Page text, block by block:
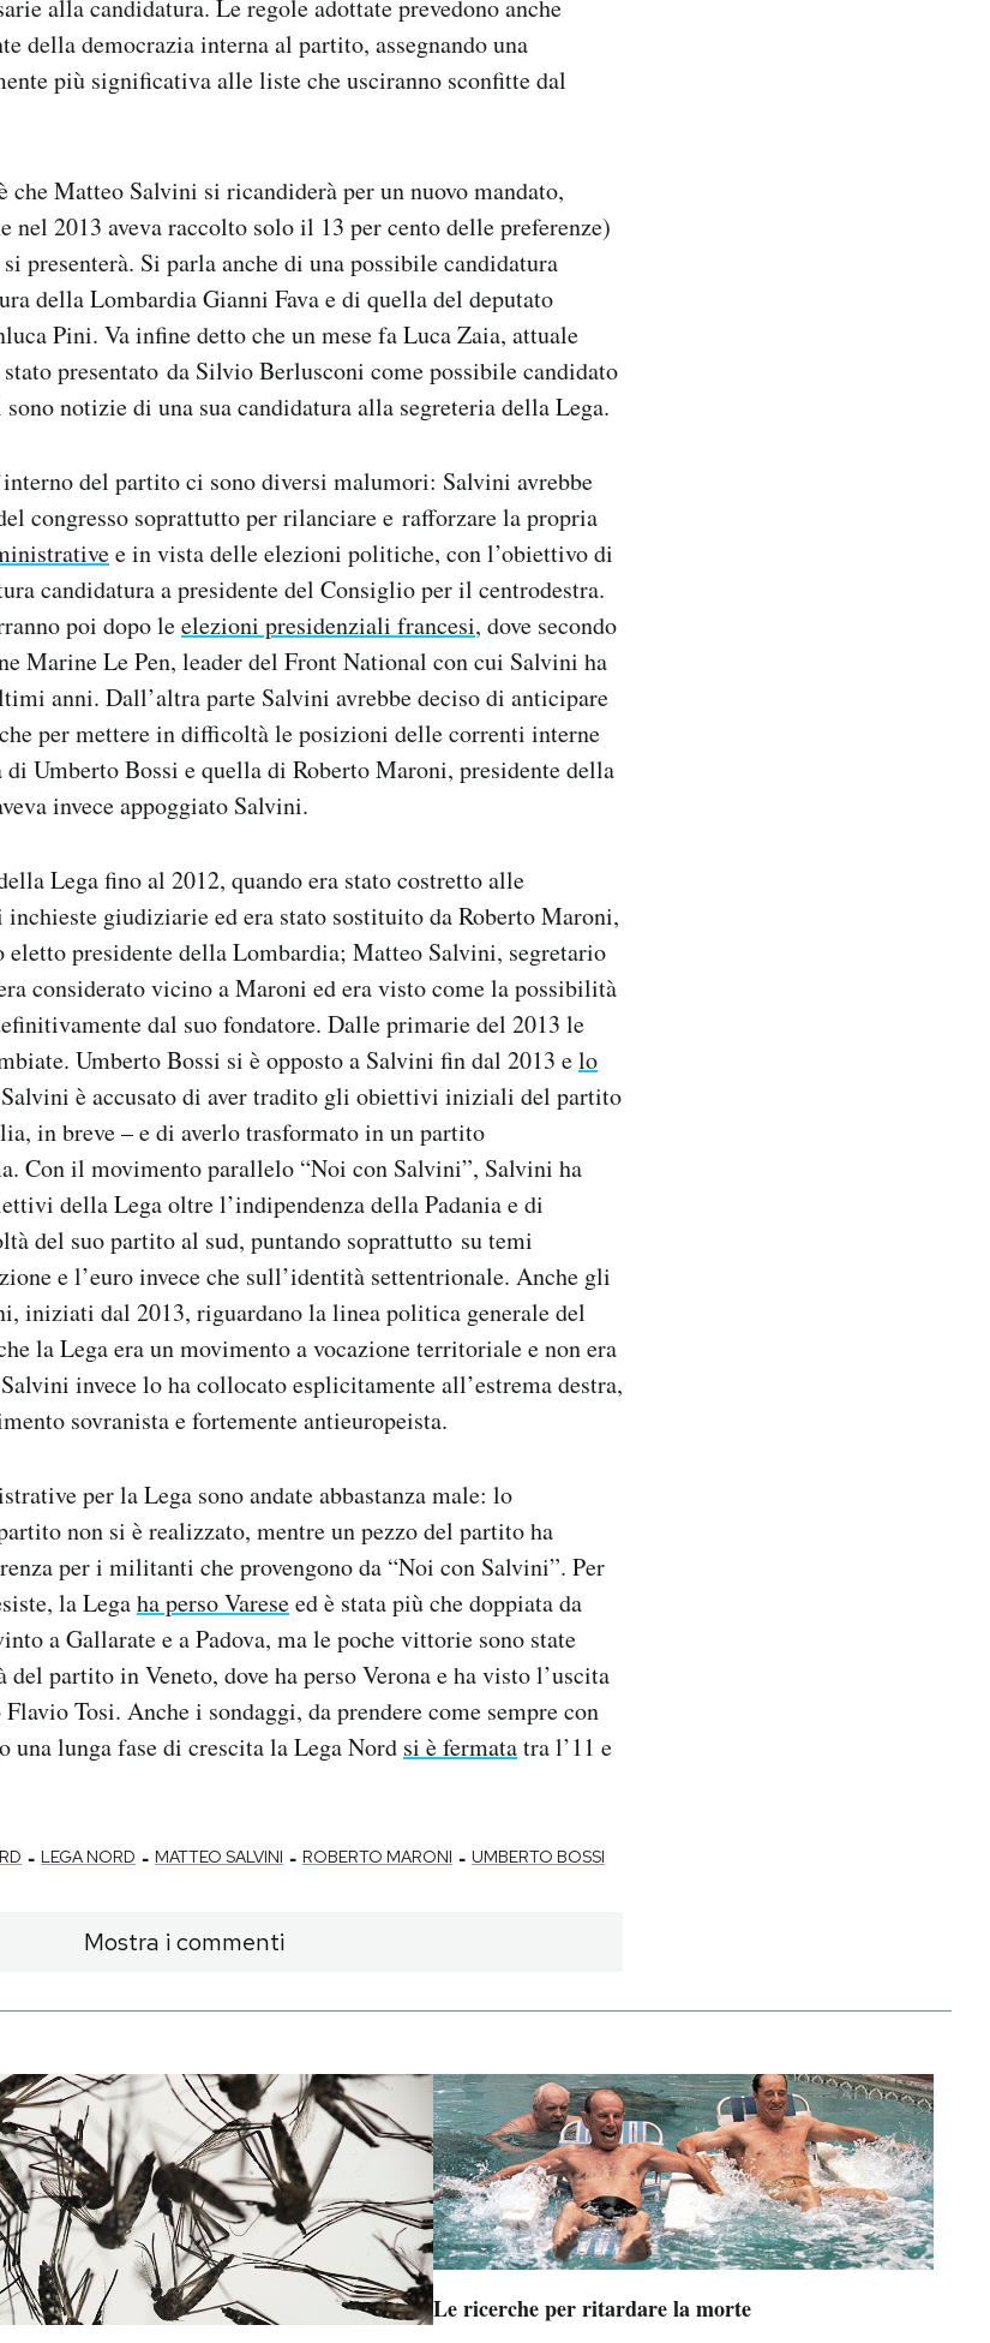
alla candidatura. Le regole adottate prevedono anche
della democrazia interna al partito, assegnando una
più significativa alle liste che usciranno sconfitte dal
che Matteo Salvini si ricandiderà per un nuovo mandato,
nel 2013 aveva raccolto solo il 13 per cento delle preferenze)
presenterà. Si parla anche di una possibile candidatura
della Lombardia Gianni Fava e di quella del deputato
Pini. Va infine detto che un mese fa Luca Zaia, attuale
presentato da Silvio Berlusconi come possibile candidato
notizie di una sua candidatura alla segreteria della Lega.
del partito ci sono diversi malumori: Salvini avrebbe
congresso soprattutto per rilanciare e rafforzare la propria
e in vista delle elezioni politiche, con l’obiettivo di
candidatura a presidente del Consiglio per il centrodestra.
poi dopo leelezioni presidenziali francesi, dove secondo
Marine Le Pen, leader del Front National con cui Salvini ha
anni. Dall’altra parte Salvini avrebbe deciso di anticipare
per mettere in difficoltà le posizioni delle correnti interne
Umberto Bossi e quella di Roberto Maroni, presidente della
invece appoggiato Salvini.
Lega fino al 2012, quando era stato costretto alle
giudiziarie ed era stato sostituito da Roberto Maroni,
eletto presidente della Lombardia; Matteo Salvini, segretario
considerato vicino a Maroni ed era visto come la possibilità
dal suo fondatore. Dalle primarie del 2013 le
Umberto Bossi si è opposto a Salvini fin dal 2013 elo
è accusato di aver tradito gli obiettivi iniziali del partito
in breve – e di averlo trasformato in un partito
Con il movimento parallelo “Noi con Salvini”, Salvini ha
della Lega oltre l’indipendenza della Padania e di
del suo partito al sud, puntando soprattutto su temi
e l’euro invece che sull’identità settentrionale. Anche gli
iniziati dal 2013, riguardano la linea politica generale del
la Lega era un movimento a vocazione territoriale e non era
invece lo ha collocato esplicitamente all’estrema destra,
sovranista e fortemente antieuropeista.
per la Lega sono andate abbastanza male: lo
non si è realizzato, mentre un pezzo del partito ha
per i militanti che provengono da “Noi con Salvini”. Per
la Legaha perso Vareseed è stata più che doppiata da
a Gallarate e a Padova, ma le poche vittorie sono state
partito in Veneto, dove ha perso Verona e ha visto l’uscita
Tosi. Anche i sondaggi, da prendere come sempre con
una lunga fase di crescita la Lega Nord si è fermatatra l’11 e
- LEGA NORD - MATTEO SALVINI - ROBERTO MARONI - UMBERTO BOSSI
Mostra i commenti
Le ricerche per ritardare la morte